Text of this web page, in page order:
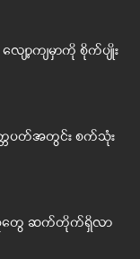
ျော့ကျမှာကို စိုက်ပျိုး
တပတ်အတွင်း စက်သုံး
းယူမှုတွေ ဆက်တိုက်ရှိလာ